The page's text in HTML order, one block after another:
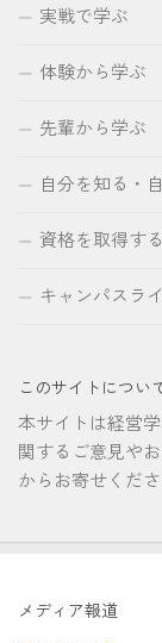
実戦で学ぶ
体験から学ぶ
先輩から学ぶ
自分を知る・
資格を取得する
キャンパスラ
このサイトについ
本サイトは経営
関するご意見や
からお寄せくださ
メディア報道